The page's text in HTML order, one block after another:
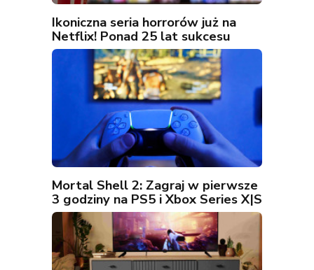
Ikoniczna seria horrorów już na
Netflix! Ponad 25 lat sukcesu
Mortal Shell 2: Zagraj w pierwsze
3 godziny na PS5 i Xbox Series X|S